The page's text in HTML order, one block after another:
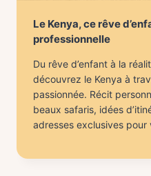
Le Kenya, ce rêve
professionnelle
Du rêve d’enfant à la
découvrez le Kenya à
passionnée. Récit
beaux safaris, idées
adresses exclusives pour